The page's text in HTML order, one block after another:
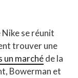
se réunit
trouver une
un marchéde la
Bowerman et